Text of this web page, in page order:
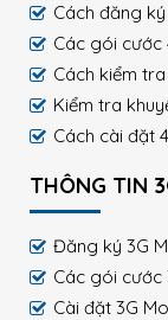
Cách đăng
Các gói cước
Cách kiểm
Kiểm tra
Cách cài đặt
THÔNG TIN
Đăng ký 3G
Các gói cước
Cài đặt 3G